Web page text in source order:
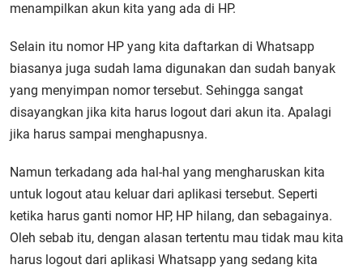
menampilkan akun kita yang ada di HP.
Selain itu nomor HP yang kita daftarkan di Whatsapp
biasanya juga sudah lama digunakan dan sudah banyak
yang menyimpan nomor tersebut. Sehingga sangat
disayangkan jika kita harus logout dari akun ita. Apalagi
jika harus sampai menghapusnya.
Namun terkadang ada hal-hal yang mengharuskan kita
untuk logout atau keluar dari aplikasi tersebut. Seperti
ketika harus ganti nomor HP, HP hilang, dan sebagainya.
Oleh sebab itu, dengan alasan tertentu mau tidak mau kita
harus logout dari aplikasi Whatsapp yang sedang kita